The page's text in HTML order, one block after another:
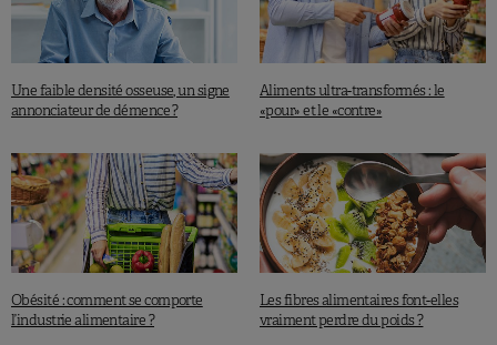
Une faible densité osseuse, un signe
annonciateur de démence ?
Aliments ultra-transformés : le
«pour» et le «contre»
Obésité : comment se comporte
l’industrie alimentaire ?
Les fibres alimentaires font-elles
vraiment perdre du poids ?